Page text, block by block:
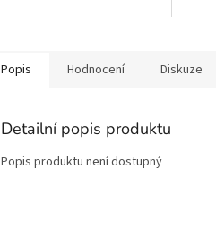
Popis Hodnocení Diskuze
Detailní popis produktu
Popis produktu není dostupný